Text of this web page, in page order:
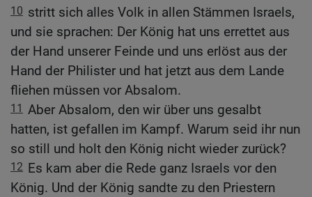
10 stritt sich alles Volk in allen Stämmen Israels,
und sie sprachen: Der König hat uns errettet aus
der Hand unserer Feinde und uns erlöst aus der
Hand der Philister und hat jetzt aus dem Lande
fliehen müssen vor Absalom.
11 Aber Absalom, den wir über uns gesalbt
hatten, ist gefallen im Kampf. Warum seid ihr nun
so still und holt den König nicht wieder zurück?
12 Es kam aber die Rede ganz Israels vor den
König. Und der König sandte zu den Priestern